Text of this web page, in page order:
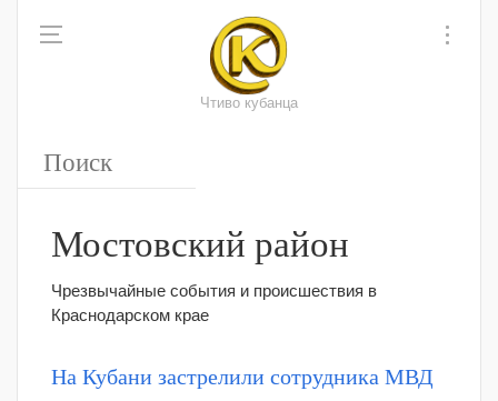
Чтиво кубанца
Мостовский район
Чрезвычайные события и происшествия в
Краснодарском крае
На Кубани застрелили сотрудника МВД